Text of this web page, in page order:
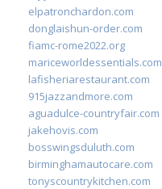
elpatronchardon.com
donglaishun-order.com
fiamc-rome2022.org
mariceworldessentials.com
lafisheriarestaurant.com
915jazzandmore.com
aguadulce-countryfair.com
jakehovis.com
bosswingsduluth.com
birminghamautocare.com
tonyscountrykitchen.com